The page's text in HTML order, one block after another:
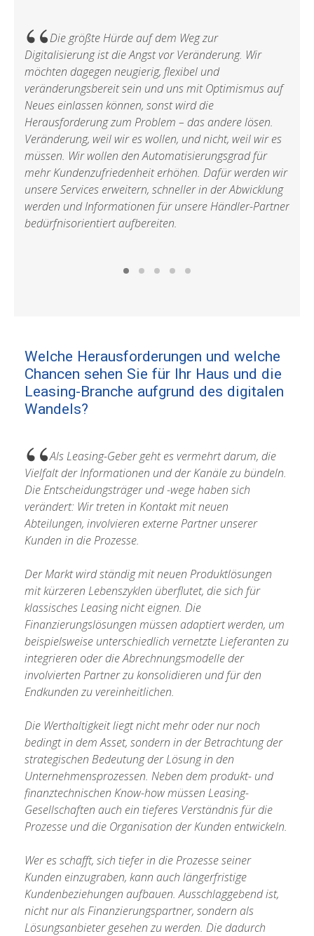
Die größte Hürde auf dem Weg zur
Digitalisierung ist die Angst vor Veränderung. Wir
möchten dagegen neugierig, flexibel und
veränderungsbereit sein und uns mit Optimismus auf
Neues einlassen können, sonst wird die
Herausforderung zum Problem – das andere lösen.
Veränderung, weil wir es wollen, und nicht, weil wir es
müssen. Wir wollen den Automatisierungsgrad für
mehr Kundenzufriedenheit erhöhen. Dafür werden wir
unsere Services erweitern, schneller in der Abwicklung
werden und Informationen für unsere Händler-Partner
bedürfnisorientiert aufbereiten.
Welche Herausforderungen und welche
Chancen sehen Sie für Ihr Haus und die
Leasing-Branche aufgrund des digitalen
Wandels?
Als Leasing-Geber geht es vermehrt darum, die
Vielfalt der Informationen und der Kanäle zu bündeln.
Die Entscheidungsträger und -wege haben sich
verändert: Wir treten in Kontakt mit neuen
Abteilungen, involvieren externe Partner unserer
Kunden in die Prozesse.
Der Markt wird ständig mit neuen Produktlösungen
mit kürzeren Lebenszyklen überflutet, die sich für
klassisches Leasing nicht eignen. Die
Finanzierungslösungen müssen adaptiert werden, um
beispielsweise unterschiedlich vernetzte Lieferanten zu
integrieren oder die Abrechnungsmodelle der
involvierten Partner zu konsolidieren und für den
Endkunden zu vereinheitlichen.
Die Werthaltigkeit liegt nicht mehr oder nur noch
bedingt in dem Asset, sondern in der Betrachtung der
strategischen Bedeutung der Lösung in den
Unternehmensprozessen. Neben dem produkt- und
finanztechnischen Know-how müssen Leasing-
Gesellschaften auch ein tieferes Verständnis für die
Prozesse und die Organisation der Kunden entwickeln.
Wer es schafft, sich tiefer in die Prozesse seiner
Kunden einzugraben, kann auch längerfristige
Kundenbeziehungen aufbauen. Ausschlaggebend ist,
nicht nur als Finanzierungspartner, sondern als
Lösungsanbieter gesehen zu werden. Die dadurch